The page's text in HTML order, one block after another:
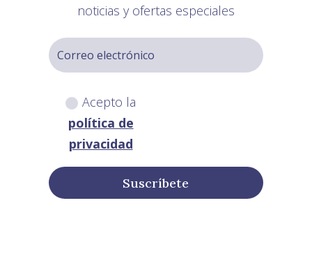
noticias y ofertas especiales
Acepto la
política de
privacidad
Suscríbete